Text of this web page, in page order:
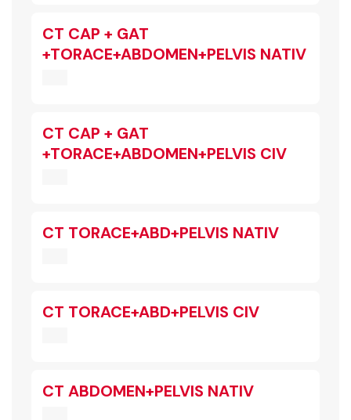
CT CAP + GAT
+TORACE+ABDOMEN+PELVIS NATIV
CT CAP + GAT
+TORACE+ABDOMEN+PELVIS CIV
CT TORACE+ABD+PELVIS NATIV
CT TORACE+ABD+PELVIS CIV
CT ABDOMEN+PELVIS NATIV